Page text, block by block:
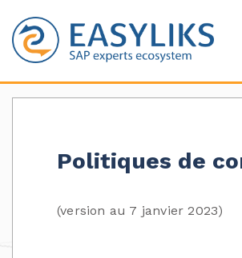
Politiques de
(version au 7 janvier 2023)